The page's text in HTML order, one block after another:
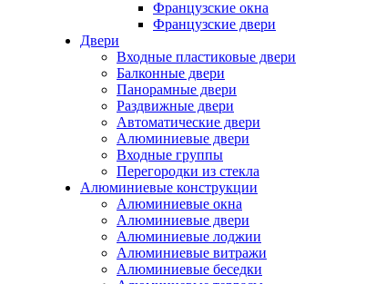
Французские окна
Французские двери
Двери
Входные пластиковые двери
Балконные двери
Панорамные двери
Раздвижные двери
Автоматические двери
Алюминиевые двери
Входные группы
Перегородки из стекла
Алюминиевые конструкции
Алюминиевые окна
Алюминиевые двери
Алюминиевые лоджии
Алюминиевые витражи
Алюминиевые беседки